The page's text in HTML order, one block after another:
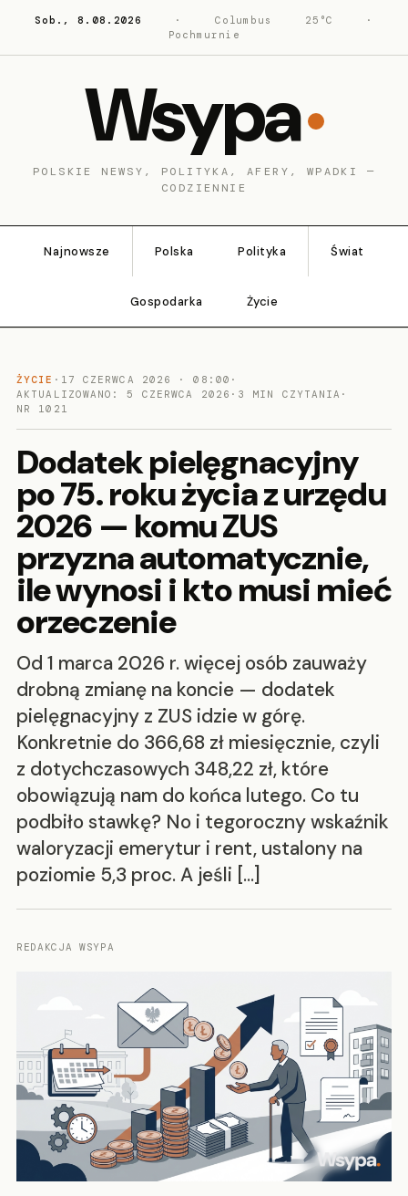
Sob., 8.08.2026 · Columbus 25°C
·
Pochmurnie
Wsypa
POLSKIE NEWSY, POLITYKA, AFERY, WPADKI —
CODZIENNIE
Najnowsze Polska Polityka Świat
Gospodarka Życie
ŻYCIE · 17 CZERWCA 2026 · 08:00 ·
AKTUALIZOWANO: 5 CZERWCA 2026 · 3 MIN CZYTANIA ·
NR 1021
Dodatek pielęgnacyjny
po 75. roku życia z urzędu
2026 — komu ZUS
przyzna automatycznie,
ile wynosi i kto musi mieć
orzeczenie
Od 1 marca 2026 r. więcej osób zauważy
drobną zmianę na koncie — dodatek
pielęgnacyjny z ZUS idzie w górę.
Konkretnie do 366,68 zł miesięcznie, czyli
z dotychczasowych 348,22 zł, które
obowiązują nam do końca lutego. Co tu
podbiło stawkę? No i tegoroczny wskaźnik
waloryzacji emerytur i rent, ustalony na
poziomie 5,3 proc. A jeśli […]
REDAKCJA WSYPA